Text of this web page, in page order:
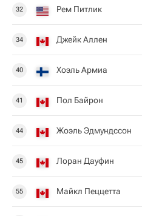
32 Рем Питлик
34 Джейк Аллен
40 Хоэль Армиа
41 Пол Байрон
44 Жоэль Эдмундссон
45 Лоран Дауфин
55 Майкл Пеццетта